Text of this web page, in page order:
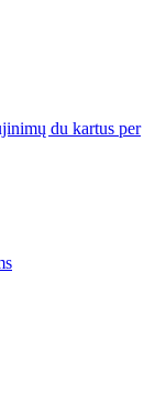
du kartus per